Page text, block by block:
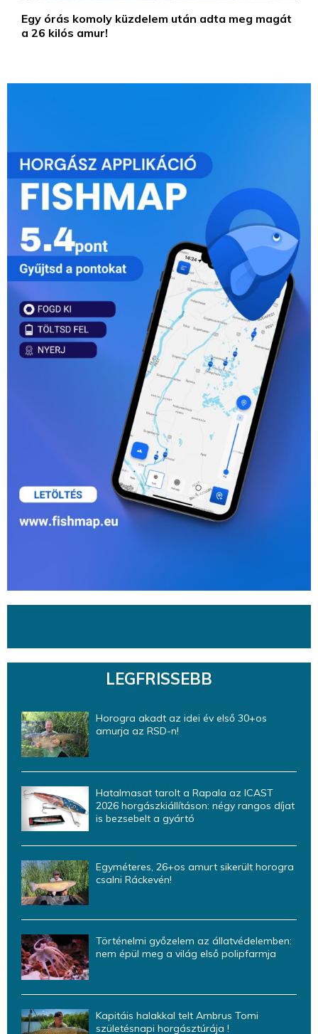
Egy órás komoly küzdelem után adta meg magát
a 26 kilós amur!
LEGFRISSEBB
Horogra akadt az idei év első 30+os
amurja az RSD-n!
Hatalmasat tarolt a Rapala az ICAST
2026 horgászkiállításon: négy rangos díjat
is bezsebelt a gyártó
Egyméteres, 26+os amurt sikerült horogra
csalni Ráckevén!
Történelmi győzelem az állatvédelemben:
nem épül meg a világ első polipfarmja
Kapitáis halakkal telt Ambrus Tomi
születésnapi horgásztúrája !